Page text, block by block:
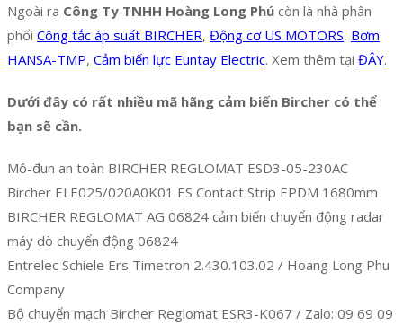
Ngoài ra Công Ty TNHH Hoàng Long Phú còn là nhà phân
phối Công tắc áp suất BIRCHER, Động cơ US MOTORS, Bơm
HANSA-TMP, Cảm biến lực Euntay Electric. Xem thêm tại ĐÂY.
Dưới đây có rất nhiều mã hãng cảm biến Bircher có thể
bạn sẽ cần.
Mô-đun an toàn BIRCHER REGLOMAT ESD3-05-230AC
Bircher ELE025/020A0K01 ES Contact Strip EPDM 1680mm
BIRCHER REGLOMAT AG 06824 cảm biến chuyển động radar
máy dò chuyển động 06824
Entrelec Schiele Ers Timetron 2.430.103.02 / Hoang Long Phu
Company
Bộ chuyển mạch Bircher Reglomat ESR3-K067 / Zalo: 09 69 09